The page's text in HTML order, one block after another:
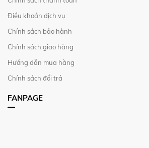
Điều khoản dịch vụ
Chính sách bảo hành
Chính sách giao hàng
Hướng dẫn mua hàng
Chính sách đổi trả
FANPAGE